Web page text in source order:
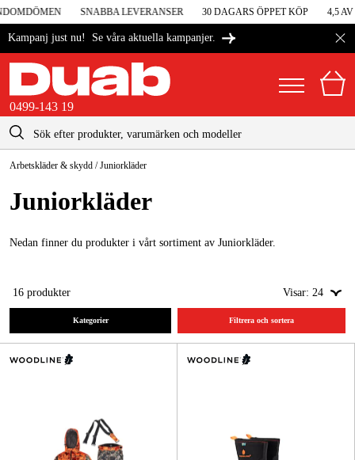
SNABBA LEVERANSER 30 DAGARS ÖPPET KÖP 4,5 AV
Kampanj just nu! Se våra aktuella kampanjer.
0499-143 19
Sverige
Danmark
Suomi
Maskiner & verktyg
Garage & verkstad
Arbetskläder & skydd
El & bygg
Kampanjer
kontakt@duab.se
Arbetskläder & skydd /Juniorkläder
Juniorkläder
Nedan finner du produkter i vårt sortiment av Juniorkläder.
16 produkter Visar: 24
Kategorier Filtrera och sortera